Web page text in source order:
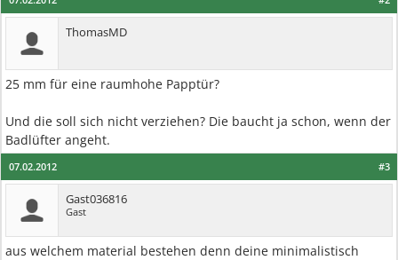
ThomasMD
25 mm für eine raumhohe Papptür?
Und die soll sich nicht verziehen? Die baucht ja schon, wenn der
Badlüfter angeht.
#3
07.02.2012
Gast036816
Gast
aus welchem material bestehen denn deine minimalistisch